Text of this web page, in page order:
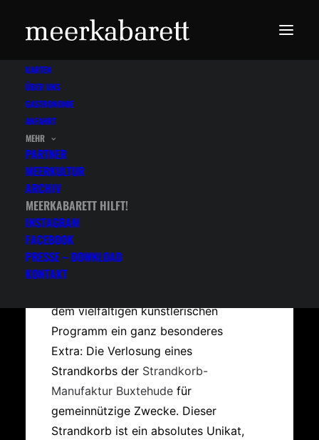
KARTEN
ÜBER UNS
GASTRONOMIE
ANFAHRT
MEHR
PARTNER
MEERKULTUR
ARCHIV
MEERKABARETT HILFT!
INSTAGRAM
FACEBOOK
PRESSE – DOWNLOAD
KONTAKT
Meerkabarett hilft!
Über 12.000 Euro für gemeinnützige
Projekte auf Sylt – Strandkorb-
Verlosung beim Meerkabarett
dem vielfältigen künstlerischen
Programm ein ganz besonderes
Extra: Die Verlosung eines
Strandkorbs der Strandkorb-
Manufaktur Buxtehude für
gemeinnützige Zwecke. Dieser
Strandkorb ist ein absolutes Unikat,